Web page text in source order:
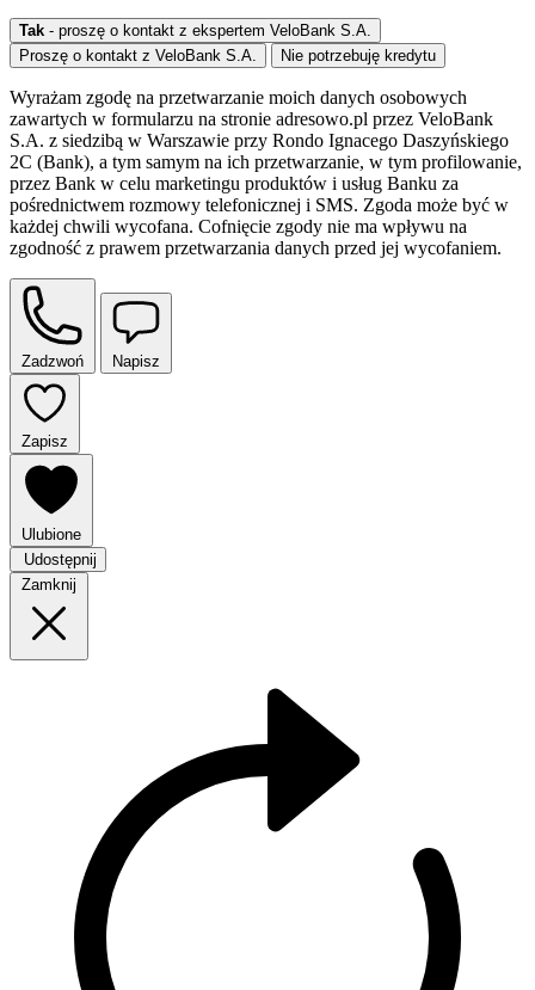
Tak - proszę o kontakt z ekspertem VeloBank S.A.
Proszę o kontakt z VeloBank S.A.
Nie potrzebuję kredytu
Wyrażam zgodę na przetwarzanie moich danych osobowych
zawartych w formularzu na stronie adresowo.pl przez VeloBank
S.A. z siedzibą w Warszawie przy Rondo Ignacego Daszyńskiego
2C (Bank), a tym samym na ich przetwarzanie, w tym profilowanie,
przez Bank w celu marketingu produktów i usług Banku za
pośrednictwem rozmowy telefonicznej i SMS. Zgoda może być w
każdej chwili wycofana. Cofnięcie zgody nie ma wpływu na
zgodność z prawem przetwarzania danych przed jej wycofaniem.
Zadzwoń Napisz
Zapisz
Ulubione
Udostępnij
Zamknij